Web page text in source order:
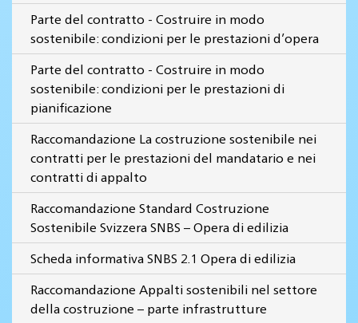
Parte del contratto - Costruire in modo
sostenibile: condizioni per le prestazioni d’opera
Parte del contratto - Costruire in modo
sostenibile: condizioni per le prestazioni di
pianificazione
Raccomandazione La costruzione sostenibile nei
contratti per le prestazioni del mandatario e nei
contratti di appalto
Raccomandazione Standard Costruzione
Sostenibile Svizzera SNBS – Opera di edilizia
Scheda informativa SNBS 2.1 Opera di edilizia
Raccomandazione Appalti sostenibili nel settore
della costruzione – parte infrastrutture